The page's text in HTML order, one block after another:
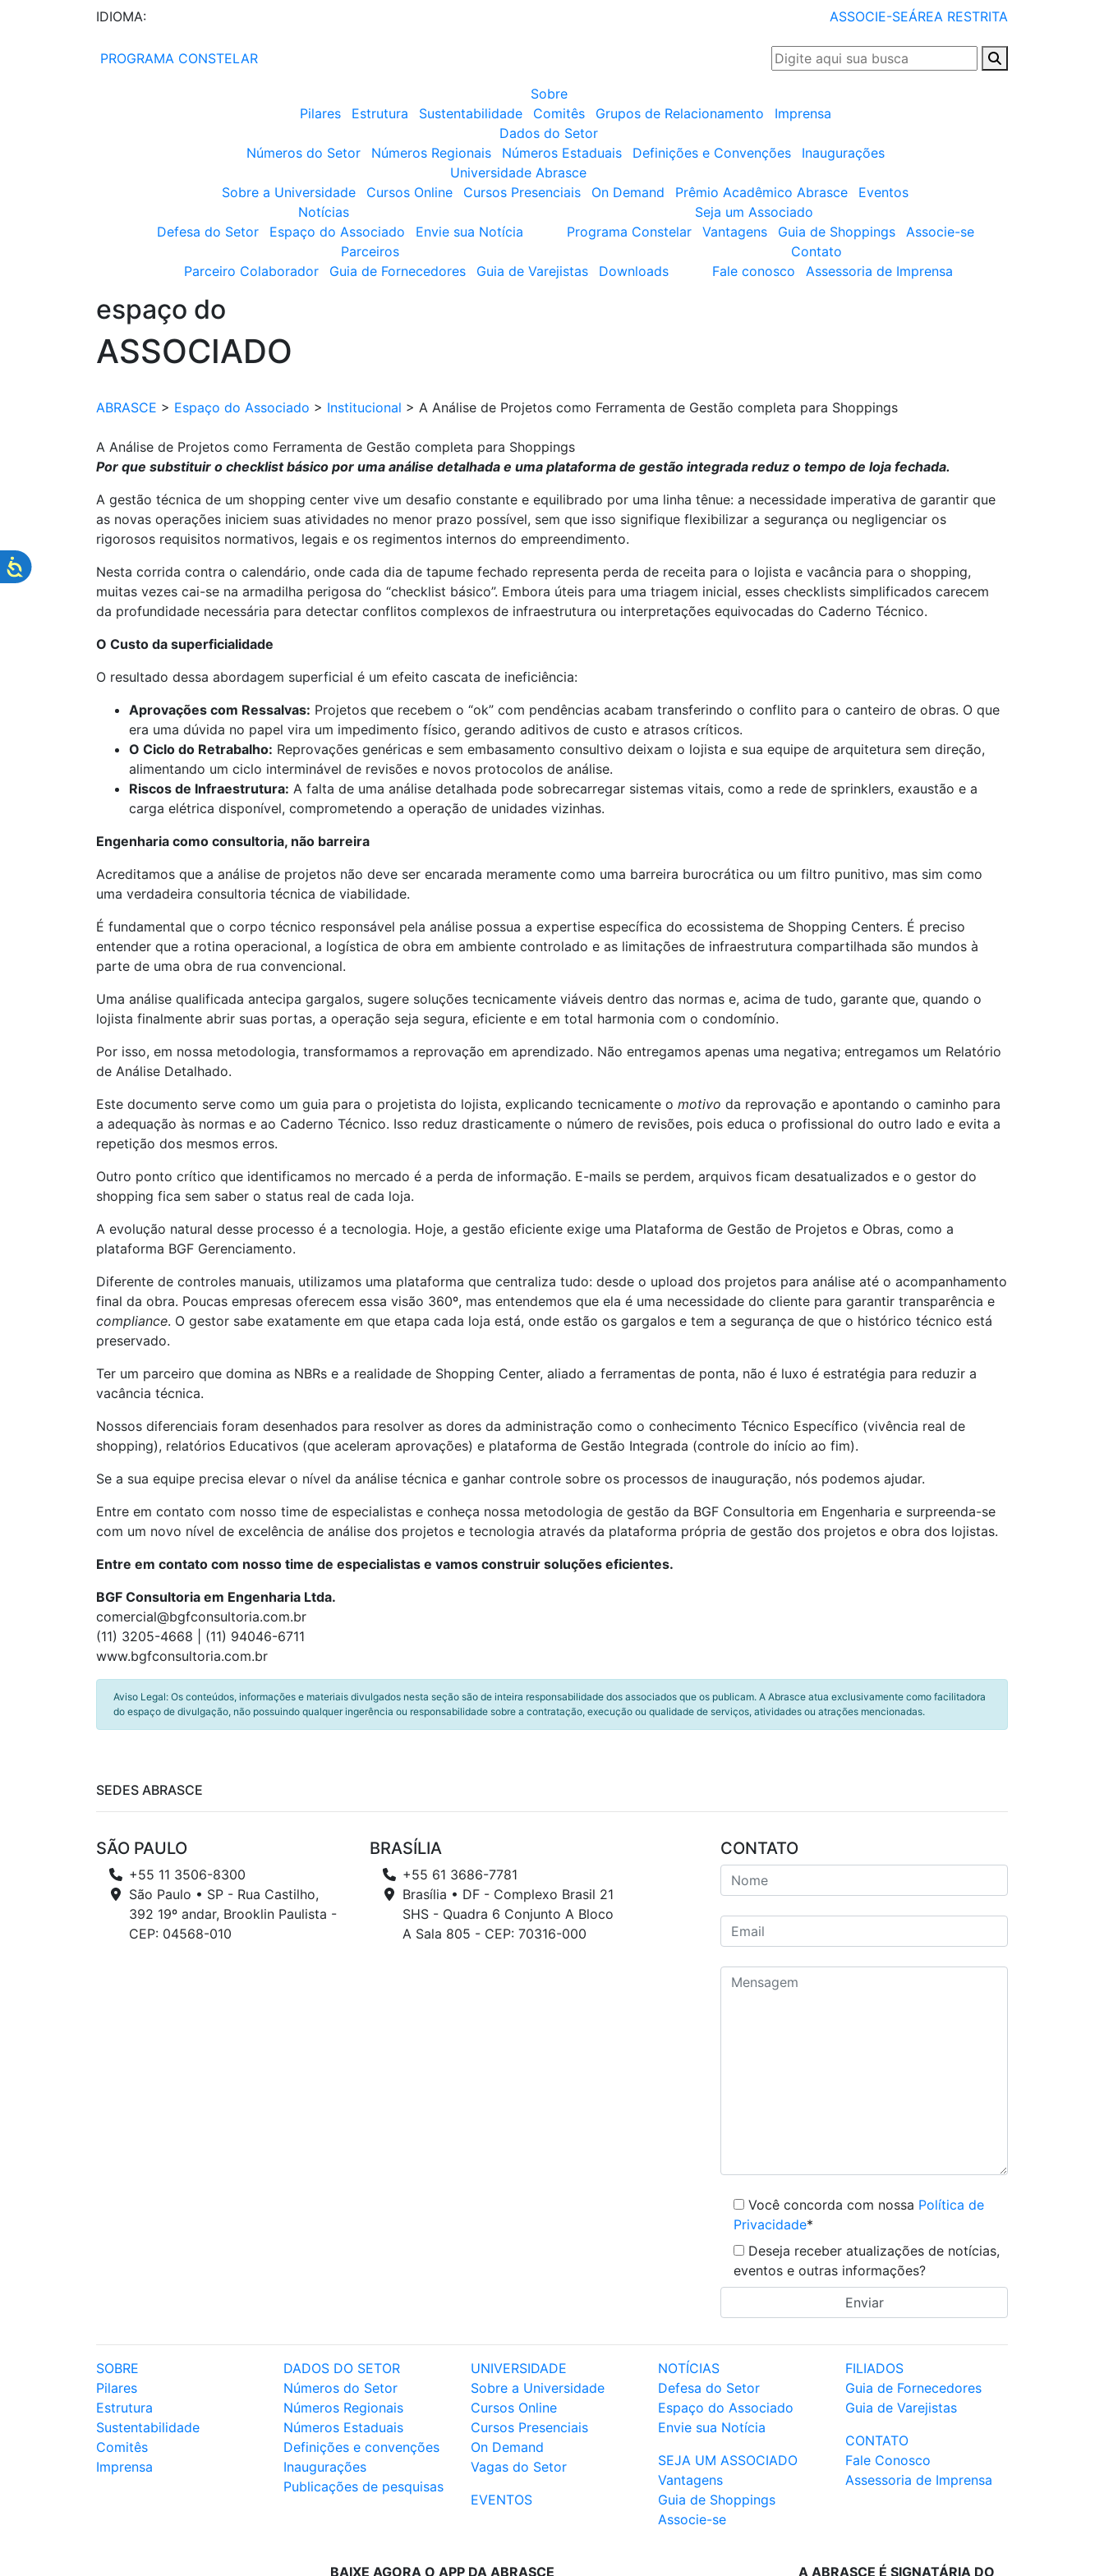
IDIOMA: ASSOCIE-SEÁREA RESTRITA
PROGRAMA CONSTELAR
Sobre
Pilares
Estrutura Sustentabilidade Comitês Grupos de Relacionamento
Imprensa
Dados do Setor
Números do Setor
Números Regionais Números Estaduais Definições e Convenções
Inaugurações
Universidade Abrasce
Sobre a Universidade
Cursos Online Cursos Presenciais On Demand Prêmio Acadêmico Abrasce
Eventos
Notícias
Defesa do Setor
Espaço do Associado Envie sua Notícia
Seja um Associado
Programa Constelar
Vantagens Guia de Shoppings
Associe-se
Parceiros
Parceiro Colaborador
Guia de Fornecedores Guia de Varejistas Downloads
Contato
Fale conosco
Assessoria de Imprensa
espaço do
ASSOCIADO
ABRASCE > Espaço do Associado > Institucional > A Análise de Projetos como Ferramenta de Gestão completa para Shoppings
A Análise de Projetos como Ferramenta de Gestão completa para Shoppings
Por que substituir o checklist básico por uma análise detalhada e uma plataforma de gestão integrada reduz o tempo de loja fechada.
A gestão técnica de um shopping center vive um desafio constante e equilibrado por uma linha tênue: a necessidade imperativa de garantir que
as novas operações iniciem suas atividades no menor prazo possível, sem que isso signifique flexibilizar a segurança ou negligenciar os
rigorosos requisitos normativos, legais e os regimentos internos do empreendimento.
Nesta corrida contra o calendário, onde cada dia de tapume fechado representa perda de receita para o lojista e vacância para o shopping,
muitas vezes cai-se na armadilha perigosa do “checklist básico”. Embora úteis para uma triagem inicial, esses checklists simplificados carecem
da profundidade necessária para detectar conflitos complexos de infraestrutura ou interpretações equivocadas do Caderno Técnico.
O Custo da superficialidade
O resultado dessa abordagem superficial é um efeito cascata de ineficiência:
Aprovações com Ressalvas: Projetos que recebem o “ok” com pendências acabam transferindo o conflito para o canteiro de obras. O que
era uma dúvida no papel vira um impedimento físico, gerando aditivos de custo e atrasos críticos.
O Ciclo do Retrabalho: Reprovações genéricas e sem embasamento consultivo deixam o lojista e sua equipe de arquitetura sem direção,
alimentando um ciclo interminável de revisões e novos protocolos de análise.
Riscos de Infraestrutura: A falta de uma análise detalhada pode sobrecarregar sistemas vitais, como a rede de sprinklers, exaustão e a
carga elétrica disponível, comprometendo a operação de unidades vizinhas.
Engenharia como consultoria, não barreira
Acreditamos que a análise de projetos não deve ser encarada meramente como uma barreira burocrática ou um filtro punitivo, mas sim como
uma verdadeira consultoria técnica de viabilidade.
É fundamental que o corpo técnico responsável pela análise possua a expertise específica do ecossistema de Shopping Centers. É preciso
entender que a rotina operacional, a logística de obra em ambiente controlado e as limitações de infraestrutura compartilhada são mundos à
parte de uma obra de rua convencional.
Uma análise qualificada antecipa gargalos, sugere soluções tecnicamente viáveis dentro das normas e, acima de tudo, garante que, quando o
lojista finalmente abrir suas portas, a operação seja segura, eficiente e em total harmonia com o condomínio.
Por isso, em nossa metodologia, transformamos a reprovação em aprendizado. Não entregamos apenas uma negativa; entregamos um Relatório
de Análise Detalhado.
Este documento serve como um guia para o projetista do lojista, explicando tecnicamente o motivo da reprovação e apontando o caminho para
a adequação às normas e ao Caderno Técnico. Isso reduz drasticamente o número de revisões, pois educa o profissional do outro lado e evita a
repetição dos mesmos erros.
Outro ponto crítico que identificamos no mercado é a perda de informação. E-mails se perdem, arquivos ficam desatualizados e o gestor do
shopping fica sem saber o status real de cada loja.
A evolução natural desse processo é a tecnologia. Hoje, a gestão eficiente exige uma Plataforma de Gestão de Projetos e Obras, como a
plataforma BGF Gerenciamento.
Diferente de controles manuais, utilizamos uma plataforma que centraliza tudo: desde o upload dos projetos para análise até o acompanhamento
final da obra. Poucas empresas oferecem essa visão 360º, mas entendemos que ela é uma necessidade do cliente para garantir transparência e
compliance. O gestor sabe exatamente em que etapa cada loja está, onde estão os gargalos e tem a segurança de que o histórico técnico está
preservado.
Ter um parceiro que domina as NBRs e a realidade de Shopping Center, aliado a ferramentas de ponta, não é luxo é estratégia para reduzir a
vacância técnica.
Nossos diferenciais foram desenhados para resolver as dores da administração como o conhecimento Técnico Específico (vivência real de
shopping), relatórios Educativos (que aceleram aprovações) e plataforma de Gestão Integrada (controle do início ao fim).
Se a sua equipe precisa elevar o nível da análise técnica e ganhar controle sobre os processos de inauguração, nós podemos ajudar.
Entre em contato com nosso time de especialistas e conheça nossa metodologia de gestão da BGF Consultoria em Engenharia e surpreenda-se
com um novo nível de excelência de análise dos projetos e tecnologia através da plataforma própria de gestão dos projetos e obra dos lojistas.
Entre em contato com nosso time de especialistas e vamos construir soluções eficientes.
BGF Consultoria em Engenharia Ltda.
comercial@bgfconsultoria.com.br
(11) 3205-4668 | (11) 94046-6711
www.bgfconsultoria.com.br
Aviso Legal: Os conteúdos, informações e materiais divulgados nesta seção são de inteira responsabilidade dos associados que os publicam. A Abrasce atua exclusivamente como facilitadora
do espaço de divulgação, não possuindo qualquer ingerência ou responsabilidade sobre a contratação, execução ou qualidade de serviços, atividades ou atrações mencionadas.
SEDES ABRASCE
SÃO PAULO
+55 11 3506-8300
São Paulo • SP - Rua Castilho,
392 19º andar, Brooklin Paulista -
CEP: 04568-010
BRASÍLIA
+55 61 3686-7781
Brasília • DF - Complexo Brasil 21
SHS - Quadra 6 Conjunto A Bloco
A Sala 805 - CEP: 70316-000
CONTATO
Você concorda com nossa Política de
Privacidade*
Deseja receber atualizações de notícias,
eventos e outras informações?
SOBRE
Pilares
Estrutura
Sustentabilidade
Comitês
Imprensa
DADOS DO SETOR
Números do Setor
Números Regionais
Números Estaduais
Definições e convenções
Inaugurações
Publicações de pesquisas
UNIVERSIDADE
Sobre a Universidade
Cursos Online
Cursos Presenciais
On Demand
Vagas do Setor
EVENTOS
NOTÍCIAS
Defesa do Setor
Espaço do Associado
Envie sua Notícia
SEJA UM ASSOCIADO
Vantagens
Guia de Shoppings
Associe-se
FILIADOS
Guia de Fornecedores
Guia de Varejistas
CONTATO
Fale Conosco
Assessoria de Imprensa
BAIXE AGORA O APP DA ABRASCE A ABRASCE É SIGNATÁRIA DO